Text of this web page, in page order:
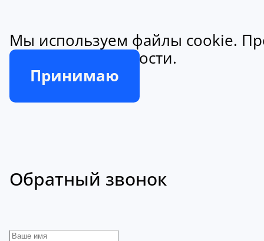
Мы используем файлы cookie.
конфиденциальности.
Принимаю
Обратный звонок